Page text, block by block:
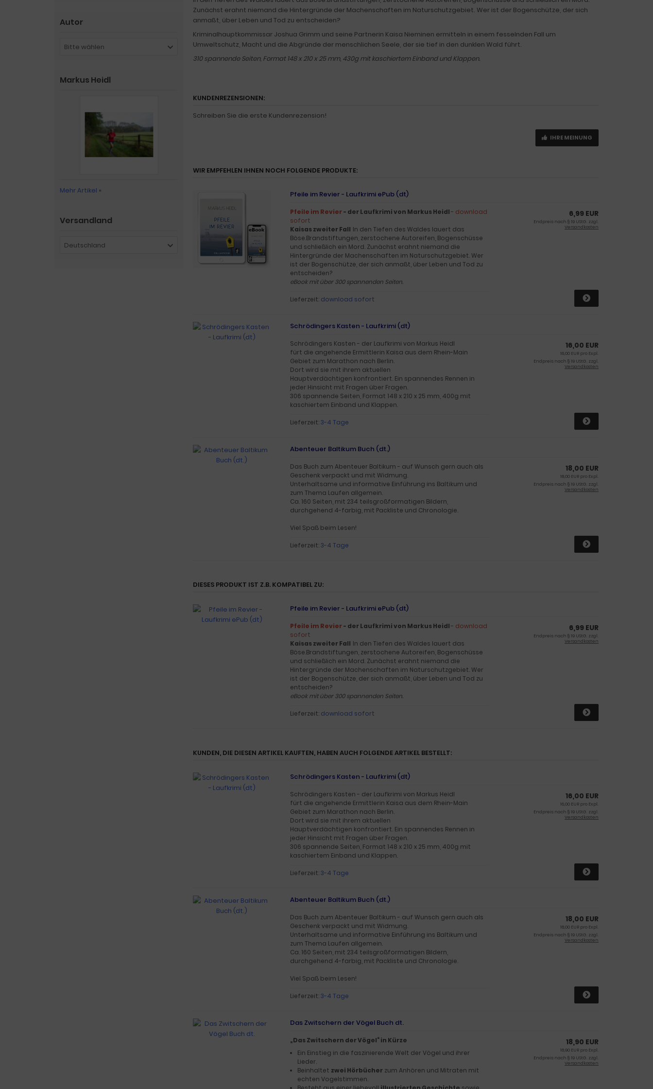
Zunächst erahnt niemand die Hintergründe der Machenschaften im Naturschutzgebiet. Wer ist der Bogenschütze, der sich
anmaßt, über Leben und Tod zu entscheiden?
Kriminalhauptkommissar Joshua Grimm und seine Partnerin Kaisa Nieminen ermitteln in einem fesselnden Fall um
Umweltschutz, Macht und die Abgründe der menschlichen Seele, der sie tief in den dunklen Wald führt.
310 spannende Seiten, Format 148 x 210 x 25 mm, 430g mit kaschiertem Einband und Klappen.
KUNDENREZENSIONEN:
Schreiben Sie die erste Kundenrezension!
IHRE MEINUNG
WIR EMPFEHLEN IHNEN NOCH FOLGENDE PRODUKTE:
Pfeile im Revier - Laufkrimi ePub (dt)
Pfeile im Revier- der Laufkrimi von Markus Heidl- download
sofort
Kaisas zweiter Fall In den Tiefen des Waldes lauert das
Böse.Brandstiftungen, zerstochene Autoreifen, Bogenschüsse
und schließlich ein Mord. Zunächst erahnt niemand die
Hintergründe der Machenschaften im Naturschutzgebiet. Wer
ist der Bogenschütze, der sich anmaßt, über Leben und Tod zu
entscheiden?
eBook mit über 300 spannenden Seiten.
Lieferzeit: download sofort
6,99 EUR
Endpreis nach § 19 UStG. zzgl.
Versandkosten
Schrödingers Kasten - Laufkrimi (dt)
Schrödingers Kasten - der Laufkrimi von Markus Heidl
fürt die angehende Ermittlerin Kaisa aus dem Rhein-Main
Gebiet zum Marathon nach Berlin.
Dort wird sie mit ihrem aktuellen
Hauptverdächtigen konfrontiert. Ein spannendes Rennen in
jeder Hinsicht mit Fragen über Fragen.
306 spannende Seiten, Format 148 x 210 x 25 mm, 400g mit
kaschiertem Einband und Klappen.
Lieferzeit:3-4 Tage
16,00 EUR
16,00 EUR pro Expl.
Endpreis nach § 19 UStG. zzgl.
Versandkosten
Abenteuer Baltikum Buch (dt.)
Das Buch zum Abenteuer Baltikum - auf Wunsch gern auch als
Geschenk verpackt und mit Widmung.
Unterhaltsame und informative Einführung ins Baltikum und
zum Thema Laufen allgemein.
Ca. 160 Seiten, mit 234 teilsgroßformatigen Bildern,
durchgehend 4-farbig, mit Packliste und Chronologie.
Viel Spaß beim Lesen!
Lieferzeit:3-4 Tage
18,00 EUR
18,00 EUR pro Expl.
Endpreis nach § 19 UStG. zzgl.
Versandkosten
DIESES PRODUKT IST Z.B. KOMPATIBEL ZU:
Pfeile im Revier - Laufkrimi ePub (dt)
Pfeile im Revier- der Laufkrimi von Markus Heidl- download
sofort
Kaisas zweiter Fall In den Tiefen des Waldes lauert das
Böse.Brandstiftungen, zerstochene Autoreifen, Bogenschüsse
und schließlich ein Mord. Zunächst erahnt niemand die
Hintergründe der Machenschaften im Naturschutzgebiet. Wer
ist der Bogenschütze, der sich anmaßt, über Leben und Tod zu
entscheiden?
eBook mit über 300 spannenden Seiten.
Lieferzeit: download sofort
6,99 EUR
Endpreis nach § 19 UStG. zzgl.
Versandkosten
KUNDEN, DIE DIESEN ARTIKEL KAUFTEN, HABEN AUCH FOLGENDE ARTIKEL BESTELLT:
Schrödingers Kasten - Laufkrimi (dt)
Schrödingers Kasten - der Laufkrimi von Markus Heidl
fürt die angehende Ermittlerin Kaisa aus dem Rhein-Main
Gebiet zum Marathon nach Berlin.
Dort wird sie mit ihrem aktuellen
Hauptverdächtigen konfrontiert. Ein spannendes Rennen in
jeder Hinsicht mit Fragen über Fragen.
306 spannende Seiten, Format 148 x 210 x 25 mm, 400g mit
kaschiertem Einband und Klappen.
Lieferzeit:3-4 Tage
16,00 EUR
16,00 EUR pro Expl.
Endpreis nach § 19 UStG. zzgl.
Versandkosten
Abenteuer Baltikum Buch (dt.)
Das Buch zum Abenteuer Baltikum - auf Wunsch gern auch als
Geschenk verpackt und mit Widmung.
Unterhaltsame und informative Einführung ins Baltikum und
zum Thema Laufen allgemein.
Ca. 160 Seiten, mit 234 teilsgroßformatigen Bildern,
durchgehend 4-farbig, mit Packliste und Chronologie.
Viel Spaß beim Lesen!
Lieferzeit:3-4 Tage
18,00 EUR
18,00 EUR pro Expl.
Endpreis nach § 19 UStG. zzgl.
Versandkosten
Das Zwitschern der Vögel Buch dt.
„Das Zwitschern der Vögel“ in Kürze
Ein Einstieg in die faszinierende Welt der Vögel und ihrer
Lieder.
Beinhaltet zwei Hörbücher zum Anhören und Mitraten mit
echten Vogelstimmen.
18,90 EUR
18,90 EUR pro Expl.
Endpreis nach § 19 UStG. zzgl.
Versandkosten
Autor
Bitte wählen
Markus Heidl
Mehr Artikel »
Versandland
Deutschland